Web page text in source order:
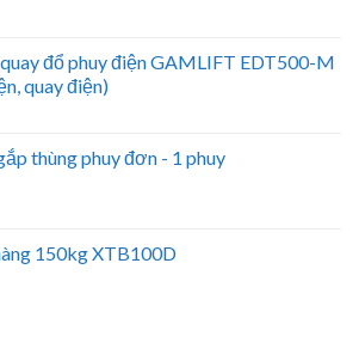
quay đổ phuy điện GAMLIFT EDT500-M
quay điện)
thùng phuy đơn - 1 phuy
150kg XTB100D